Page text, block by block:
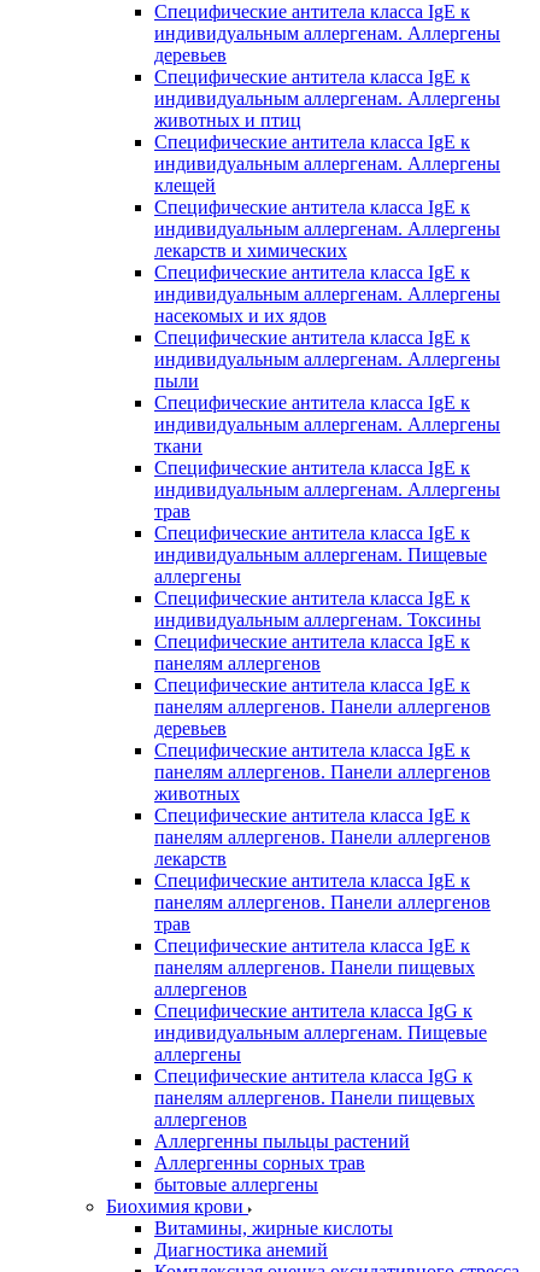
Специфические антитела класса IgE к
индивидуальным аллергенам. Аллергены
деревьев
Специфические антитела класса IgE к
индивидуальным аллергенам. Аллергены
животных и птиц
Специфические антитела класса IgE к
индивидуальным аллергенам. Аллергены
клещей
Специфические антитела класса IgE к
индивидуальным аллергенам. Аллергены
лекарств и химических
Специфические антитела класса IgE к
индивидуальным аллергенам. Аллергены
насекомых и их ядов
Специфические антитела класса IgE к
индивидуальным аллергенам. Аллергены
пыли
Специфические антитела класса IgE к
индивидуальным аллергенам. Аллергены
ткани
Специфические антитела класса IgE к
индивидуальным аллергенам. Аллергены
трав
Специфические антитела класса IgE к
индивидуальным аллергенам. Пищевые
аллергены
Специфические антитела класса IgE к
индивидуальным аллергенам. Токсины
Специфические антитела класса IgE к
панелям аллергенов
Специфические антитела класса IgE к
панелям аллергенов. Панели аллергенов
деревьев
Специфические антитела класса IgE к
панелям аллергенов. Панели аллергенов
животных
Специфические антитела класса IgE к
панелям аллергенов. Панели аллергенов
лекарств
Специфические антитела класса IgE к
панелям аллергенов. Панели аллергенов
трав
Специфические антитела класса IgE к
панелям аллергенов. Панели пищевых
аллергенов
Специфические антитела класса IgG к
индивидуальным аллергенам. Пищевые
аллергены
Специфические антитела класса IgG к
панелям аллергенов. Панели пищевых
аллергенов
Аллергенны пыльцы растений
Аллергенны сорных трав
бытовые аллергены
Биохимия крови
Витамины, жирные кислоты
Диагностика анемий